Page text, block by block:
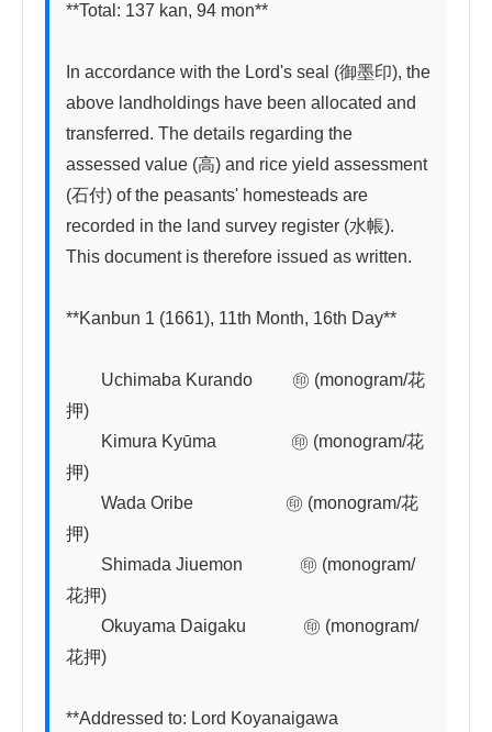
**Total: 137 kan, 94 mon**
In accordance with the Lord's seal (御墨印), the
above landholdings have been allocated and
transferred. The details regarding the
assessed value (高) and rice yield assessment
(石付) of the peasants' homesteads are
recorded in the land survey register (水帳).
This document is therefore issued as written.
**Kanbun 1 (1661), 11th Month, 16th Day**
Uchimaba Kurando　　 ㊞ (monogram/花
押)
Kimura Kyūma　　　　 ㊞ (monogram/花
押)
Wada Oribe　　　　　 ㊞ (monogram/花
押)
Shimada Jiuemon　　　 ㊞ (monogram/
花押)
Okuyama Daigaku　　　 ㊞ (monogram/
花押)
**Addressed to: Lord Koyanaigawa